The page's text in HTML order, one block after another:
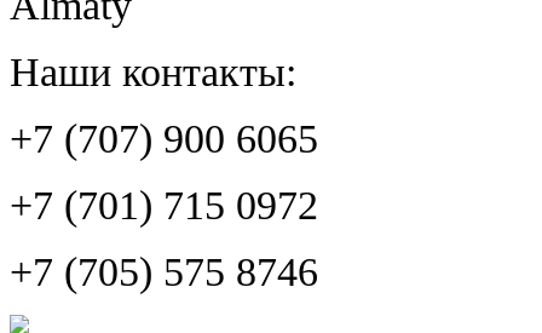
Наши контакты:
+7 (707) 900 6065
+7 (701) 715 0972
+7 (705) 575 8746